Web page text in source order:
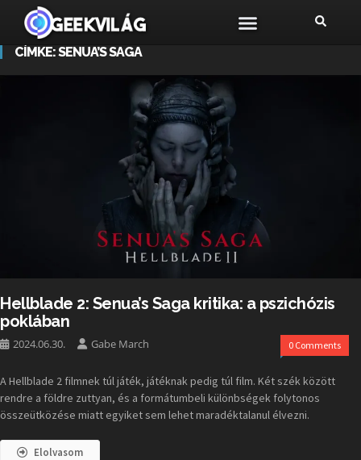
CÍMKE:SENUA’S SAGA
Hellblade 2: Senua’s Saga kritika: a pszichózis
poklában
2024.06.30. Gabe March 0 Comments
A Hellblade 2 filmnek túl játék, játéknak pedig túl film. Két szék között
rendre a földre zuttyan, és a formátumbeli különbségek folytonos
összeütközése miatt egyiket sem lehet maradéktalanul élvezni.
Elolvasom